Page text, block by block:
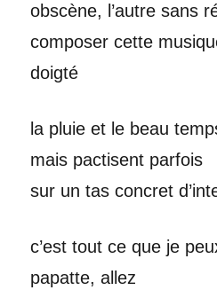
obscène, l’autre sans
composer cette
doigté
la pluie et le beau
mais pactisent parfois
sur un tas concret
c’est tout ce que je
papatte, allez